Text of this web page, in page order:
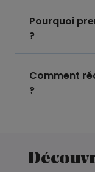
Pourquoi
?
Comment
?